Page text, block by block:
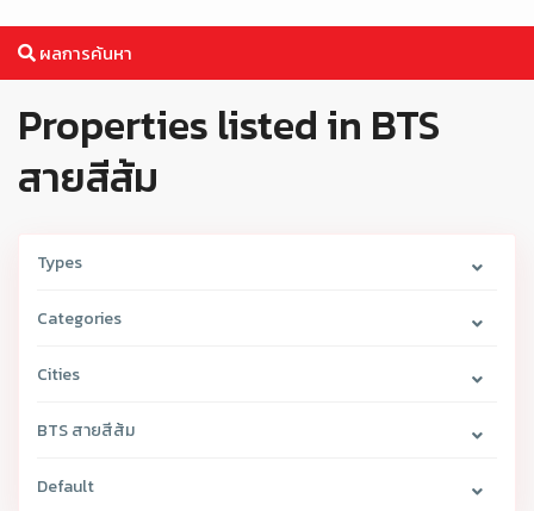
ผลการค้นหา
Properties listed in BTS
สายสีส้ม
Types
Categories
Cities
BTS สายสีส้ม
Default